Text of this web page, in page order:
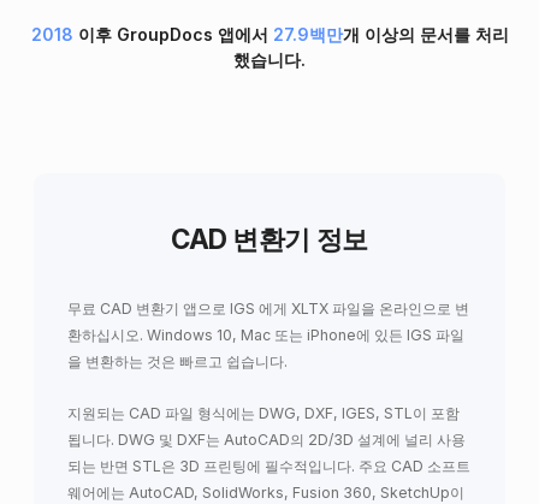
2018 이후 GroupDocs 앱에서 27.9백만개 이상의 문서를 처리
했습니다.
CAD 변환기 정보
무료 CAD 변환기 앱으로 IGS 에게 XLTX 파일을 온라인으로 변
환하십시오. Windows 10, Mac 또는 iPhone에 있든 IGS 파일
을 변환하는 것은 빠르고 쉽습니다.
지원되는 CAD 파일 형식에는 DWG, DXF, IGES, STL이 포함
됩니다. DWG 및 DXF는 AutoCAD의 2D/3D 설계에 널리 사용
되는 반면 STL은 3D 프린팅에 필수적입니다. 주요 CAD 소프트
웨어에는 AutoCAD, SolidWorks, Fusion 360, SketchUp이